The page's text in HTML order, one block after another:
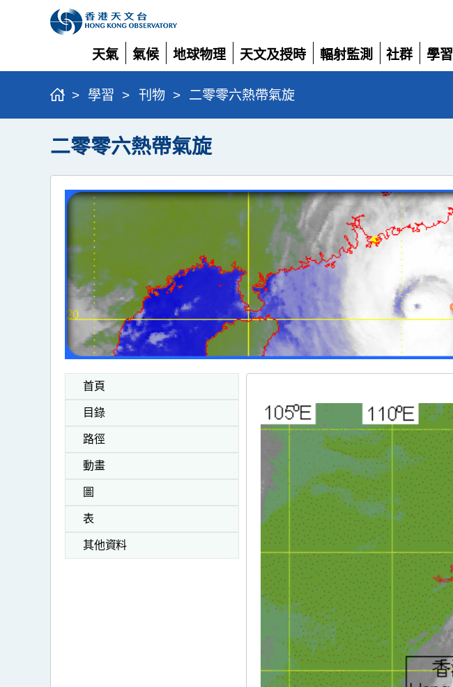
天氣
展
開
氣候
展
開
地球物理
展
開
天文及授時
展
開
輻射監測
展
社群
展
學習
展
> 學習 > 刊物 > 二零零六熱帶氣旋
二零零六熱帶氣旋
首頁
目錄
路徑
動畫
圖
表
其他資料